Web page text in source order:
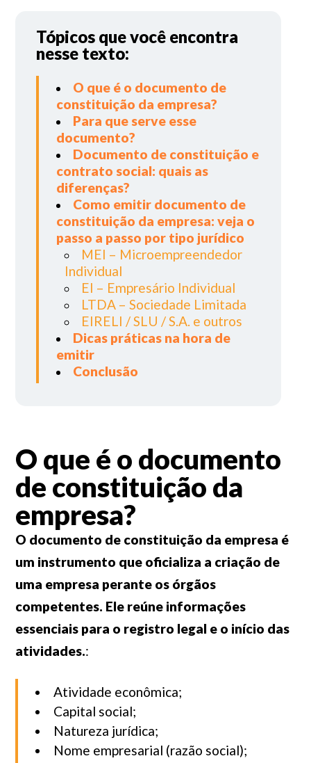
Tópicos que você encontra
nesse texto:
O que é o documento de
constituição da empresa?
Para que serve esse
documento?
Documento de constituição e
contrato social: quais as
diferenças?
Como emitir documento de
constituição da empresa: veja o
passo a passo por tipo jurídico
MEI – Microempreendedor
Individual
EI – Empresário Individual
LTDA – Sociedade Limitada
EIRELI / SLU / S.A. e outros
Dicas práticas na hora de
emitir
Conclusão
O que é o documento
de constituição da
empresa?
O documento de constituição da empresa é
um instrumento que oficializa a criação de
uma empresa perante os órgãos
competentes. Ele reúne informações
essenciais para o registro legal e o início das
atividades.:
Atividade econômica;
Capital social;
Natureza jurídica;
Nome empresarial (razão social);